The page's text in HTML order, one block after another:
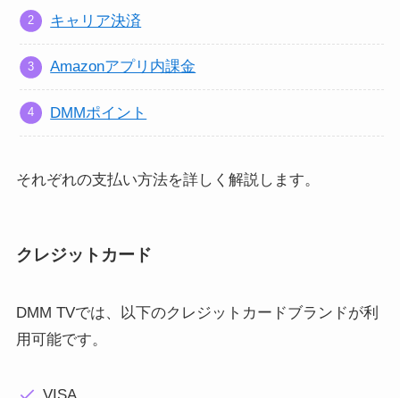
キャリア決済
Amazonアプリ内課金
DMMポイント
それぞれの支払い方法を詳しく解説します。
クレジットカード
DMM TVでは、以下のクレジットカードブランドが利
用可能です。